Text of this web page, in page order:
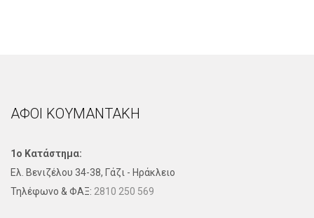
ΑΦΟΙ ΚΟΥΜΑΝΤΑΚΗ
1ο Κατάστημα:
Ελ. Βενιζέλου 34-38, Γάζι - Ηράκλειο
Τηλέφωνo & ΦΑΞ: 2810 250 569